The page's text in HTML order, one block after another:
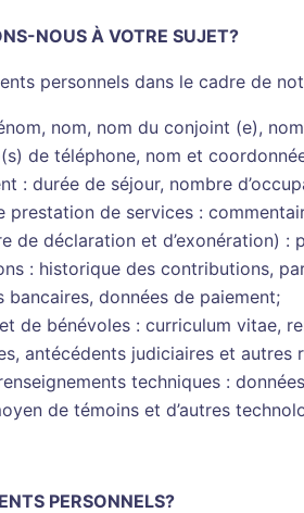
NOUS À VOTRE SUJET?
personnels dans le cadre de
nom, nom du conjoint (e),
de téléphone, nom et
: durée de séjour, nombre
prestation de services :
de déclaration et d’exonération)
: historique des contributions,
données de paiement;
de bénévoles : curriculum vitae,
antécédents judiciaires et
techniques :
de témoins et d’autres
PERSONNELS?